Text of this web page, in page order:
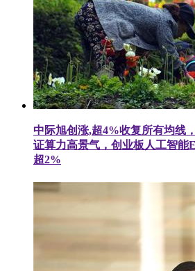
中际旭创涨,超4%收复所有均线
证算力高景气，创业板人工智能
超2%